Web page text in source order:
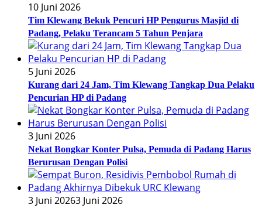
10 Juni 2026
Tim Klewang Bekuk Pencuri HP Pengurus Masjid di
Padang, Pelaku Terancam 5 Tahun Penjara
5 Juni 2026
Kurang dari 24 Jam, Tim Klewang Tangkap Dua Pelaku
Pencurian HP di Padang
3 Juni 2026
Nekat Bongkar Konter Pulsa, Pemuda di Padang Harus
Berurusan Dengan Polisi
3 Juni 20263 Juni 2026